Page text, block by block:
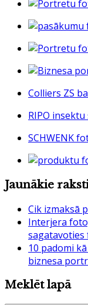
Colliers ZS
RIPO insektu
SCHWENK
Jaunākie
Cik izmaksā
Interjera
sagatavoties
10 padomi
biznesa
Meklēt lapā